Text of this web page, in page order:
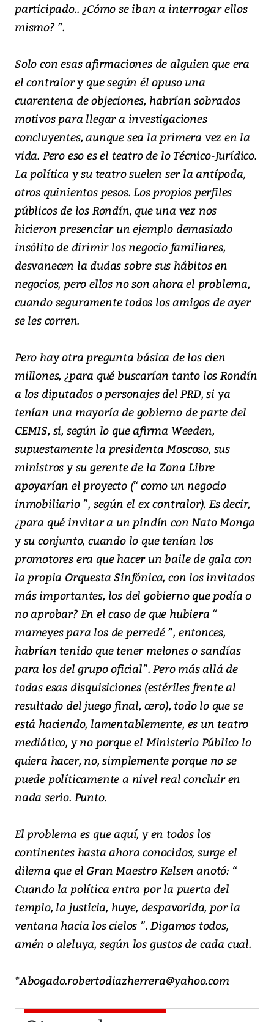
participado.. ¿Cómo se iban a interrogar ellos
mismo? ”.
Solo con esas afirmaciones de alguien que era
el contralor y que según él opuso una
cuarentena de objeciones, habrían sobrados
motivos para llegar a investigaciones
concluyentes, aunque sea la primera vez en la
vida. Pero eso es el teatro de lo Técnico-Jurídico.
La política y su teatro suelen ser la antípoda,
otros quinientos pesos. Los propios perfiles
públicos de los Rondín, que una vez nos
hicieron presenciar un ejemplo demasiado
insólito de dirimir los negocio familiares,
desvanecen la dudas sobre sus hábitos en
negocios, pero ellos no son ahora el problema,
cuando seguramente todos los amigos de ayer
se les corren.
Pero hay otra pregunta básica de los cien
millones, ¿para qué buscarían tanto los Rondín
a los diputados o personajes del PRD, si ya
tenían una mayoría de gobierno de parte del
CEMIS, si, según lo que afirma Weeden,
supuestamente la presidenta Moscoso, sus
ministros y su gerente de la Zona Libre
apoyarían el proyecto (“ como un negocio
inmobiliario ”, según el ex contralor). Es decir,
¿para qué invitar a un pindín con Nato Monga
y su conjunto, cuando lo que tenían los
promotores era que hacer un baile de gala con
la propia Orquesta Sinfónica, con los invitados
más importantes, los del gobierno que podía o
no aprobar? En el caso de que hubiera “
mameyes para los de perredé ”, entonces,
habrían tenido que tener melones o sandías
para los del grupo oficial”. Pero más allá de
todas esas disquisiciones (estériles frente al
resultado del juego final, cero), todo lo que se
está haciendo, lamentablemente, es un teatro
mediático, y no porque el Ministerio Público lo
quiera hacer, no, simplemente porque no se
puede políticamente a nivel real concluir en
nada serio. Punto.
El problema es que aquí, y en todos los
continentes hasta ahora conocidos, surge el
dilema que el Gran Maestro Kelsen anotó: “
Cuando la política entra por la puerta del
templo, la justicia, huye, despavorida, por la
ventana hacia los cielos ”. Digamos todos,
amén o aleluya, según los gustos de cada cual.
*Abogado.robertodiazherrera@yahoo.com